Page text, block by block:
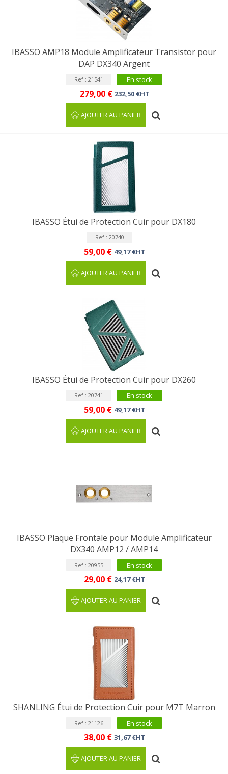
IBASSO AMP18 Module Amplificateur Transistor pour
DAP DX340 Argent
Ref : 21541 En stock
279,00 € 232,50 €HT
AJOUTER AU PANIER
IBASSO Étui de Protection Cuir pour DX180
Ref : 20740
59,00 € 49,17 €HT
AJOUTER AU PANIER
IBASSO Étui de Protection Cuir pour DX260
Ref : 20741 En stock
59,00 € 49,17 €HT
AJOUTER AU PANIER
IBASSO Plaque Frontale pour Module Amplificateur
DX340 AMP12 / AMP14
Ref : 20955 En stock
29,00 € 24,17 €HT
AJOUTER AU PANIER
SHANLING Étui de Protection Cuir pour M7T Marron
Ref : 21126 En stock
38,00 € 31,67 €HT
AJOUTER AU PANIER